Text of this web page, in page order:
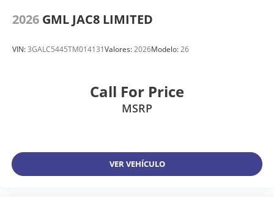
2026 GML JAC8 LIMITED
VIN:3GALC5445TM014131Valores:2026Modelo:26
Call For Price
MSRP
VER VEHÍCULO